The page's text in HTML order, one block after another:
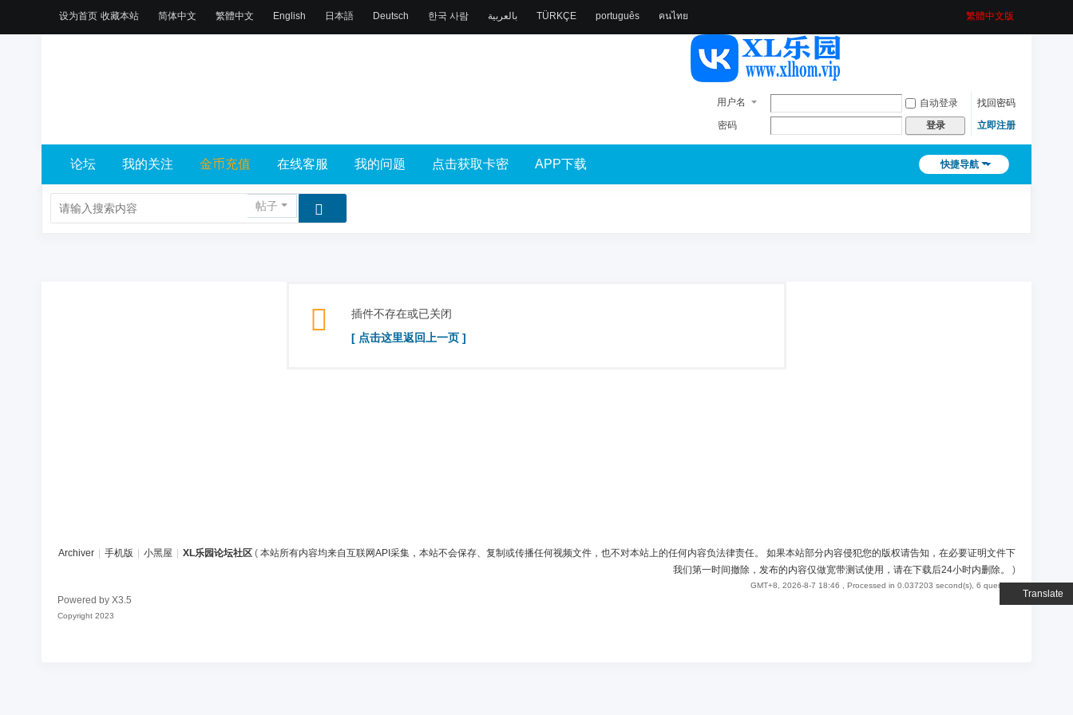
设为首页 收藏本站
Translate
简体中文 繁體中文 English 日本語 Deutsch 한국 사람 بالعربية TÜRKÇE português คนไทย 繁體中文版
用户名 自动登录
找回密码
密码
登录 立即注册
快捷导航
论坛 我的关注 金币充值 在线客服 我的问题 点击获取卡密 APP下载
帖子
插件不存在或已关闭
[ 点击这里返回上一页 ]
Archiver 手机版 小黑屋 XL乐园论坛社区 ( 本站所有内容均来自互联网API采集，本站不会保存、复制或传播任何视频文件，也不对本站上的任何内容负法律责任。 如果本站部分内容侵犯您的版权请告知，在必要证明文件下
我们第一时间撤除，发布的内容仅做宽带测试使用，请在下载后24小时内删除。
)
GMT+8, 2026-8-7 18:46 , Processed in 0.037203 second(s), 6 queries .
Powered by X3.5
Copyright 2023